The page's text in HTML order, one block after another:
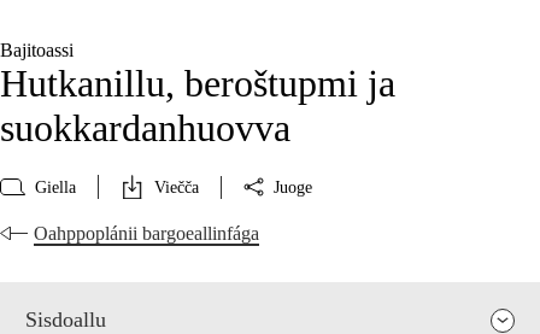
Bajitoassi
Hutkanillu, beroštupmi ja
suokkardanhuovva
Giella Viečča Juoge
Oahppoplánii bargoeallinfága
Sisdoallu